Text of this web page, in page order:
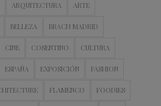
ARQUITECTURA ARTE
BELLEZA BRACH MADRID
CINE COSENTINO CULTURA
ESPAÑA EXPOSICIÓN FASHION
FLAMENCO FOODIES